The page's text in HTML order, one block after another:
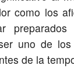
como los
uno de
de la